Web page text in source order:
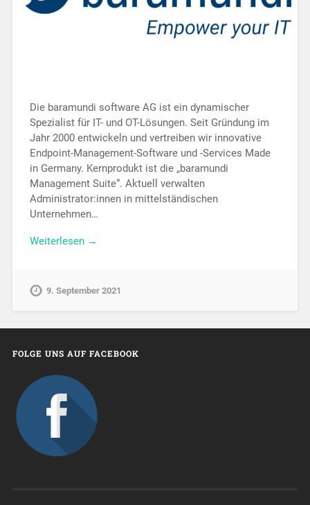
Die baramundi software AG ist ein dynamischer
Spezialist für IT- und OT-Lösungen. Seit Gründung im
Jahr 2000 entwickeln und vertreiben wir innovative
Endpoint-Management-Software und -Services Made
in Germany. Kernprodukt ist die „baramundi
Management Suite“. Aktuell verwalten
Administrator:innen in mittelständischen
Unternehmen…
Weiterlesen →
9. September 2021
FOLGE UNS AUF FACEBOOK